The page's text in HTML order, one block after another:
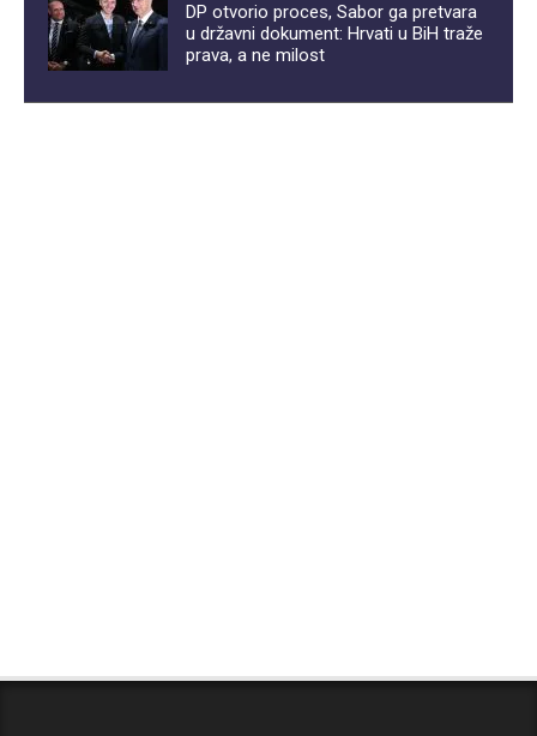
DP otvorio proces, Sabor ga pretvara
u državni dokument: Hrvati u BiH traže
prava, a ne milost